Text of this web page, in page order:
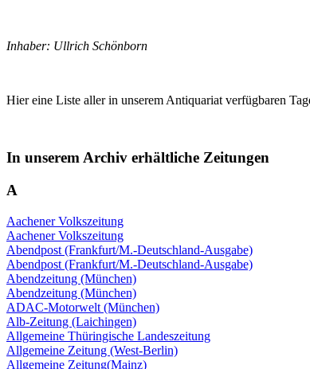
Inhaber: Ullrich Schönborn
Hier eine Liste aller in unserem Antiquariat verfügbaren
In unserem Archiv erhältliche Zeitungen
A
Aachener Volkszeitung
Aachener Volkszeitung
Abendpost (Frankfurt/M.-Deutschland-Ausgabe)
Abendpost (Frankfurt/M.-Deutschland-Ausgabe)
Abendzeitung (München)
Abendzeitung (München)
ADAC-Motorwelt (München)
Alb-Zeitung (Laichingen)
Allgemeine Thüringische Landeszeitung
Allgemeine Zeitung (West-Berlin)
Allgemeine Zeitung(Mainz)